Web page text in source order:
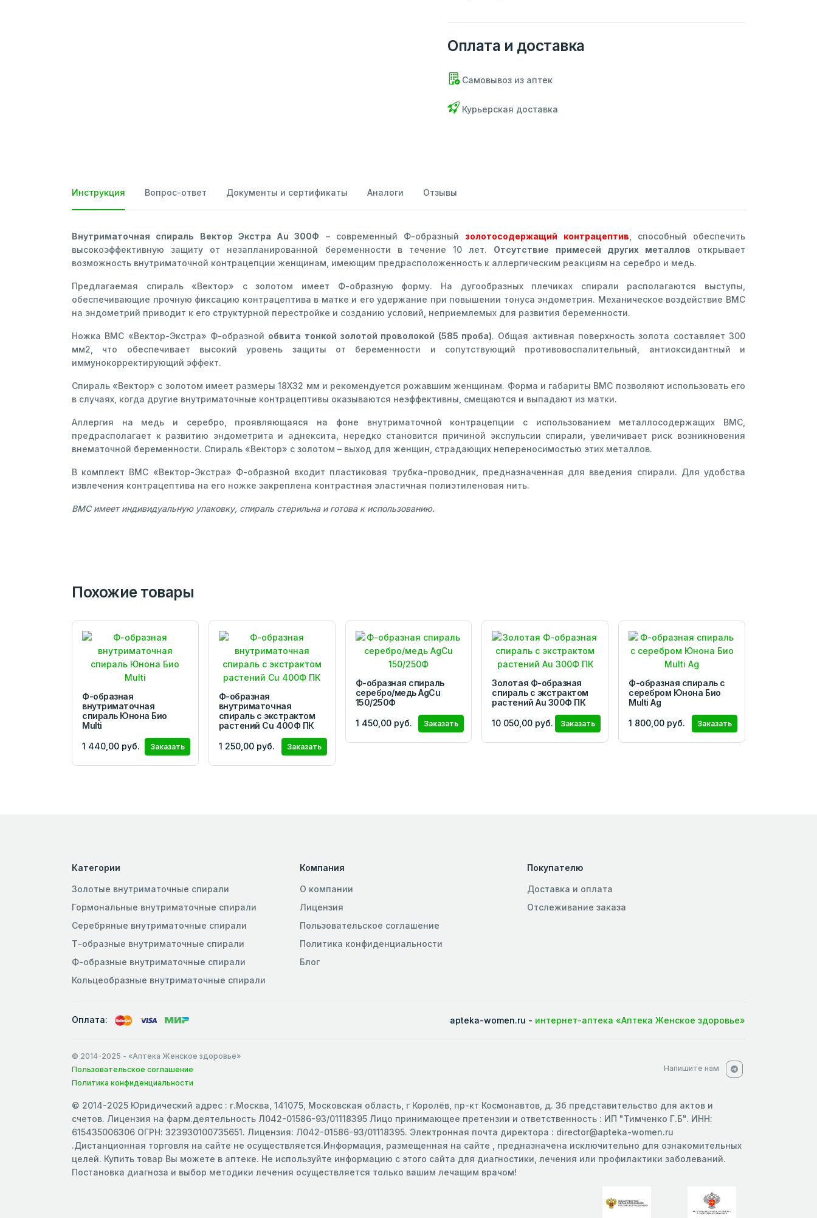
Оплата и доставка
Самовывоз из аптек
Курьерская доставка
Инструкция Вопрос-ответ Документы и сертификаты Аналоги Отзывы
Внутриматочная спираль Вектор Экстра Au 300Ф – современный Ф-образный золотосодержащий контрацептив , способный обеспечить
высокоэффективную защиту от незапланированной беременности в течение 10 лет. Отсутствие примесей других металлов открывает
возможность внутриматочной контрацепции женщинам, имеющим предрасположенность к аллергическим реакциям на серебро и медь.
Предлагаемая спираль «Вектор» с золотом имеет Ф-образную форму. На дугообразных плечиках спирали располагаются выступы,
обеспечивающие прочную фиксацию контрацептива в матке и его удержание при повышении тонуса эндометрия. Механическое воздействие ВМС
на эндометрий приводит к его структурной перестройке и созданию условий, неприемлемых для развития беременности.
Ножка ВМС «Вектор-Экстра» Ф-образной обвита тонкой золотой проволокой (585 проба). Общая активная поверхность золота составляет 300
мм2, что обеспечивает высокий уровень защиты от беременности и сопутствующий противовоспалительный, антиоксидантный и
иммунокорректирующий эффект.
Спираль «Вектор» с золотом имеет размеры 18Х32 мм и рекомендуется рожавшим женщинам. Форма и габариты ВМС позволяют использовать его
в случаях, когда другие внутриматочные контрацептивы оказываются неэффективны, смещаются и выпадают из матки.
Аллергия на медь и серебро, проявляющаяся на фоне внутриматочной контрацепции с использованием металлосодержащих ВМС,
предрасполагает к развитию эндометрита и аднексита, нередко становится причиной экспульсии спирали, увеличивает риск возникновения
внематочной беременности. Спираль «Вектор» с золотом – выход для женщин, страдающих непереносимостью этих металлов.
В комплект ВМС «Вектор-Экстра» Ф-образной входит пластиковая трубка-проводник, предназначенная для введения спирали. Для удобства
извлечения контрацептива на его ножке закреплена контрастная эластичная полиэтиленовая нить.
ВМС имеет индивидуальную упаковку, спираль стерильна и готова к использованию.
Похожие товары
Ф-образная
внутриматочная
спираль Юнона Био
Multi
1 440,00 руб. Заказать
Ф-образная
внутриматочная
спираль с экстрактом
растений Сu 400Ф ПК
1 250,00 руб. Заказать
Ф-образная спираль
серебро/медь AgCu
150/250Ф
1 450,00 руб. Заказать
Золотая Ф-образная
спираль с экстрактом
растений Аu 300Ф ПК
10 050,00 руб. Заказать
Ф-образная спираль с
серебром Юнона Био
Multi Ag
1 800,00 руб. Заказать
Категории
Золотые внутриматочные спирали
Гормональные внутриматочные спирали
Серебряные внутриматочные спирали
Т-образные внутриматочные спирали
Ф-образные внутриматочные спирали
Кольцеобразные внутриматочные спирали
Компания
О компании
Лицензия
Пользовательское соглашение
Политика конфиденциальности
Блог
Покупателю
Доставка и оплата
Отслеживание заказа
Оплата: apteka-women.ru - интернет-аптека «Аптека Женское здоровье»
© 2014-2025 - «Аптека Женское здоровье»
Пользовательское соглашение
Политика конфиденциальности
Напишите нам
© 2014-2025 Юридический адрес : г.Москва, 141075, Московская область, г Королёв, пр-кт Космонавтов, д. 3б представительство для актов и
счетов. Лицензия на фарм.деятельность Л042-01586-93/01118395 Лицо принимающее претензии и ответственность : ИП "Тимченко Г.Б". ИНН:
615435006306 ОГРН: 323930100735651. Лицензия: Л042-01586-93/01118395. Электронная почта директора : director@apteka-women.ru
.Дистанционная торговля на сайте не осуществляется.Информация, размещенная на сайте , предназначена исключительно для ознакомительных
целей. Купить товар Вы можете в аптеке. Не используйте информацию с этого сайта для диагностики, лечения или профилактики заболеваний.
Постановка диагноза и выбор методики лечения осуществляется только вашим лечащим врачом!